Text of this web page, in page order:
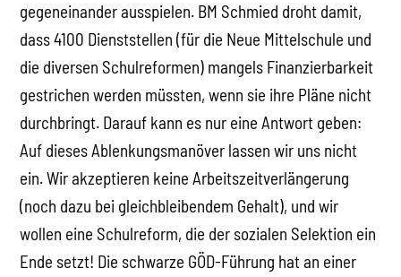
gegeneinander ausspielen. BM Schmied droht damit,
dass 4100 Dienststellen (für die Neue Mittelschule und
die diversen Schulreformen) mangels Finanzierbarkeit
gestrichen werden müssten, wenn sie ihre Pläne nicht
durchbringt. Darauf kann es nur eine Antwort geben:
Auf dieses Ablenkungsmanöver lassen wir uns nicht
ein. Wir akzeptieren keine Arbeitszeitverlängerung
(noch dazu bei gleichbleibendem Gehalt), und wir
wollen eine Schulreform, die der sozialen Selektion ein
Ende setzt! Die schwarze GÖD-Führung hat an einer